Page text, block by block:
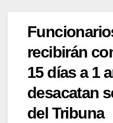
recibirán
15 días a 1
desacatan
del Tribuna